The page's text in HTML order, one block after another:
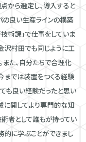
から選定し、導入すると
の良い生産ラインの構築
術課」で仕事をしていま
沢村田でも同じように工
た、自分たちで合理化
までは装置をつくる経験
も良い経験だったと思い
に関してより専門的な知
者として誰もが持ってい
的に学ぶことができまし